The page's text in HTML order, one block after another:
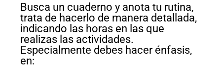
Busca un cuaderno y anota tu rutina,
trata de hacerlo de manera detallada,
indicando las horas en las que
realizas las actividades.
Especialmente debes hacer énfasis,
en: